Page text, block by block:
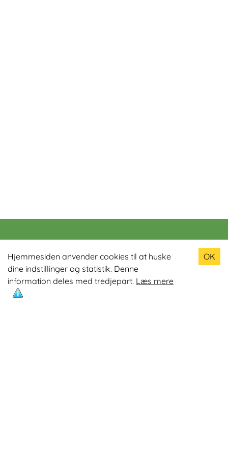
Hjemmesiden anvender cookies til at huske
dine indstillinger og statistik. Denne
information deles med tredjepart. Læs mere
OK
Populære produkter
Odin R900 Romaskine
Odin S900 Spinningcykel